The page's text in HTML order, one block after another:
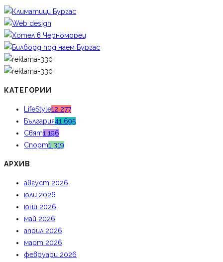
КАТЕГОРИИ
LifeStyle12 277
България41 695
Свят1 196
Спорт1 319
АРХИВ
август 2026
юли 2026
юни 2026
май 2026
април 2026
март 2026
февруари 2026